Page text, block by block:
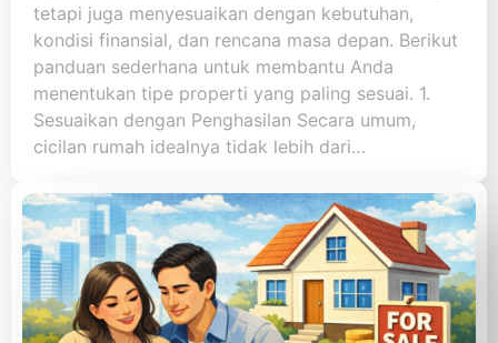
tetapi juga menyesuaikan dengan kebutuhan,
kondisi finansial, dan rencana masa depan. Berikut
panduan sederhana untuk membantu Anda
menentukan tipe properti yang paling sesuai. 1.
Sesuaikan dengan Penghasilan Secara umum,
cicilan rumah idealnya tidak lebih dari…